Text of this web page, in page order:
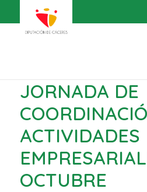
JORNADA DE
ACTIVIDADES
OCTUBRE